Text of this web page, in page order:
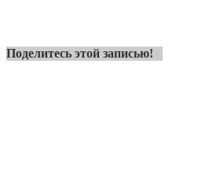
Поделитесь этой записью!